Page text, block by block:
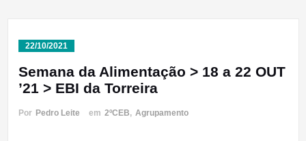
22/10/2021
Semana da Alimentação > 18 a 22 OUT
’21 > EBI da Torreira
Por Pedro Leite em 2ºCEB, Agrupamento